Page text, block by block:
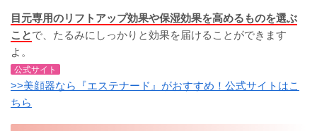
目元専用のリフトアップ効果や保湿効果を高めるものを選ぶ
ことで、たるみにしっかりと効果を届けることができます
よ。
公式サイト
>>美顔器なら『エステナード』がおすすめ！公式サイトはこ
ちら